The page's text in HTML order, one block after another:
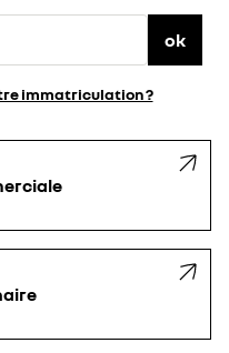
ok
immatriculation ?